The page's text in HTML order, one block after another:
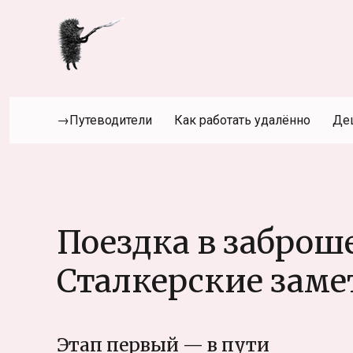
→Путеводители Как работать удалённо
Поездка в
Сталкерские
Этап первый — в пути